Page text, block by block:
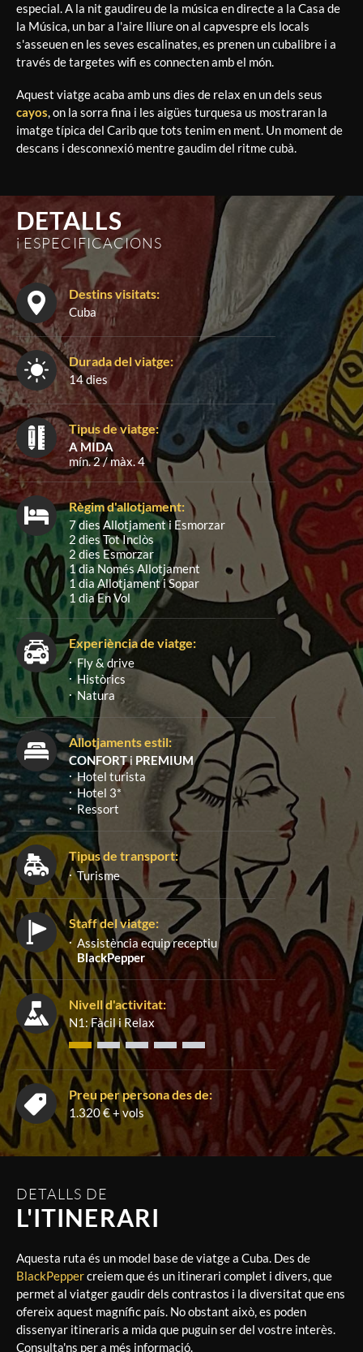
especial. A la nit gaudireu de la música en directe a la Casa de
la Música, un bar a l'aire lliure on al capvespre els locals
s'asseuen en les seves escalinates, es prenen un cubalibre i a
través de targetes wifi es connecten amb el món.
Aquest viatge acaba amb uns dies de relax en un dels seus
cayos, on la sorra fina i les aigües turquesa us mostraran la
imatge típica del Carib que tots tenim en ment. Un moment de
descans i desconnexió mentre gaudim del ritme cubà.
DETALLS
i ESPECIFICACIONS
Destins visitats:
Cuba
Durada del viatge:
14 dies
Tipus de viatge:
A MIDA
mín. 2 / màx. 4
Règim d'allotjament:
7 dies Allotjament i Esmorzar
2 dies Tot Inclòs
2 dies Esmorzar
1 dia Només Allotjament
1 dia Allotjament i Sopar
1 dia En Vol
Experiència de viatge:
Fly & drive
Històrics
Natura
Allotjaments estil:
CONFORTi PREMIUM
Hotel turista
Hotel 3*
Ressort
Tipus de transport:
Turisme
Staff del viatge:
Assistència equip receptiu
BlackPepper
Nivell d'activitat:
N1: Fàcil i Relax
Preu per persona des de:
1.320 € + vols
DETALLS DE
L'ITINERARI
Aquesta ruta és un model base de viatge a Cuba. Des de
BlackPeppercreiem que és un itinerari complet i divers, que
permet al viatger gaudir dels contrastos i la diversitat que ens
ofereix aquest magnífic país. No obstant això, es poden
dissenyar itineraris a mida que puguin ser del vostre interès.
Consulta'ns per a més informació.